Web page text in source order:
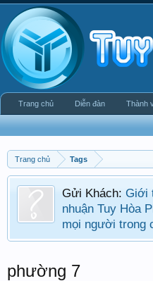
Trang chủ Tags
Gửi Khách: Giới
nhuận Tuy Hòa
mọi người trong
phường 7
Trang chủ Diễn đàn Thành